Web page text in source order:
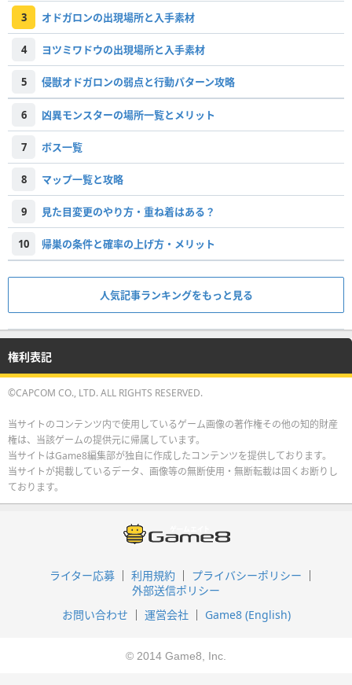
3 オドガロンの出現場所と入手素材
4 ヨツミワドウの出現場所と入手素材
5 侵獣オドガロンの弱点と行動パターン攻略
6 凶異モンスターの場所一覧とメリット
7 ボス一覧
8 マップ一覧と攻略
9 見た目変更のやり方・重ね着はある？
10 帰巣の条件と確率の上げ方・メリット
人気記事ランキングをもっと見る
権利表記
©CAPCOM CO., LTD. ALL RIGHTS RESERVED.
当サイトのコンテンツ内で使用しているゲーム画像の著作権その他の知的財産
権は、当該ゲームの提供元に帰属しています。
当サイトはGame8編集部が独自に作成したコンテンツを提供しております。
当サイトが掲載しているデータ、画像等の無断使用・無断転載は固くお断りし
ております。
ライター応募 利用規約
プライバシーポリシー
外部送信ポリシー
お問い合わせ
運営会社 Game8 (English)
© 2014 Game8, Inc.